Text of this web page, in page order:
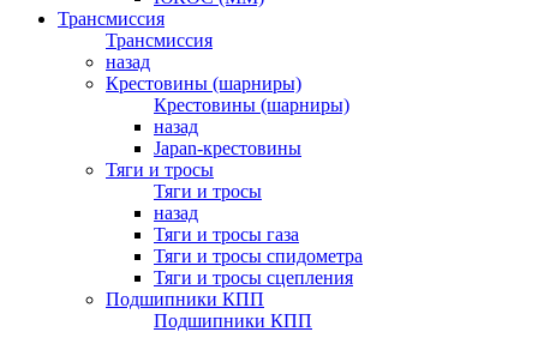
Трансмиссия
Трансмиссия
назад
Крестовины (шарниры)
Крестовины (шарниры)
назад
Japan-крестовины
Тяги и тросы
Тяги и тросы
назад
Тяги и тросы газа
Тяги и тросы спидометра
Тяги и тросы сцепления
Подшипники КПП
Подшипники КПП